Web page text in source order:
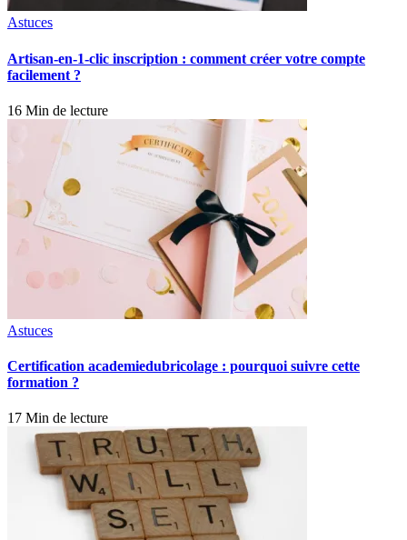
Astuces
Artisan-en-1-clic inscription : comment créer votre compte
facilement ?
16 Min de lecture
Astuces
Certification academiedubricolage : pourquoi suivre cette
formation ?
17 Min de lecture